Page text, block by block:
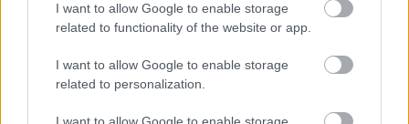
I want to allow Google to enable storage
related to functionality of the website or app.
I want to allow Google to enable storage
related to personalization.
Róma